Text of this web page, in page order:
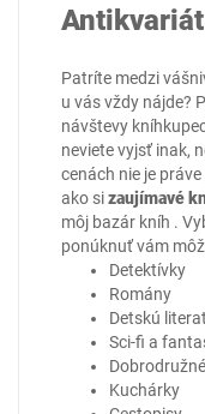
Patríte medzi
u vás vždy nájde?
návštevy
neviete vyjsť inak,
cenách nie je
ako sizaujímavé
môj bazár kníh .
ponúknuť vám
Detektívky
Romány
Detskú
Sci-fi a
Kuchárky